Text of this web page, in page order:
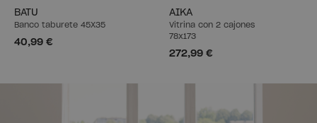
BATU
Banco taburete 45X35
40,99 €
AIKA
Vitrina con 2 cajones
78x173
272,99 €